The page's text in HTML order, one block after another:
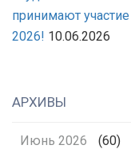
принимают
2026! 10.06.2026
АРХИВЫ
Июнь 2026 (60)